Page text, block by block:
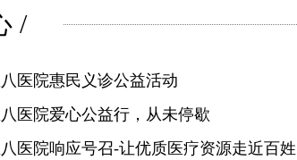
/
医院惠民义诊公益活动
医院爱心公益行，从未停歇
医院响应号召-让优质医疗资源走近百姓